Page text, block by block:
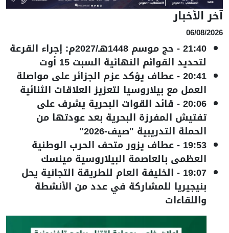
آخر الأخبار
06/08/2026
21:40
- حج موسم 1448هـ/2027م: إجراء القرعة
لتحديد القوائم النهائية السبت 15 أوت
20:41
-عطاف يؤكد عزم الجزائر على مواصلة
العمل مع بيلاروسيا لتعزيز العلاقات الثنائية
20:06
- قائد القوات البحرية يشرف على
تفتيش المفرزة البحرية بعد عودتها من
الحملة التدريبية "صيف-2026"
19:53
-عطاف يزور متحف الحرب الوطنية
العظمى بالعاصمة البيلاروسية مينسك
19:07
- الخليفة العام للطريقة التجانية يحل
بنيجيريا للمشاركة في عدد من الأنشطة
واللقاءات